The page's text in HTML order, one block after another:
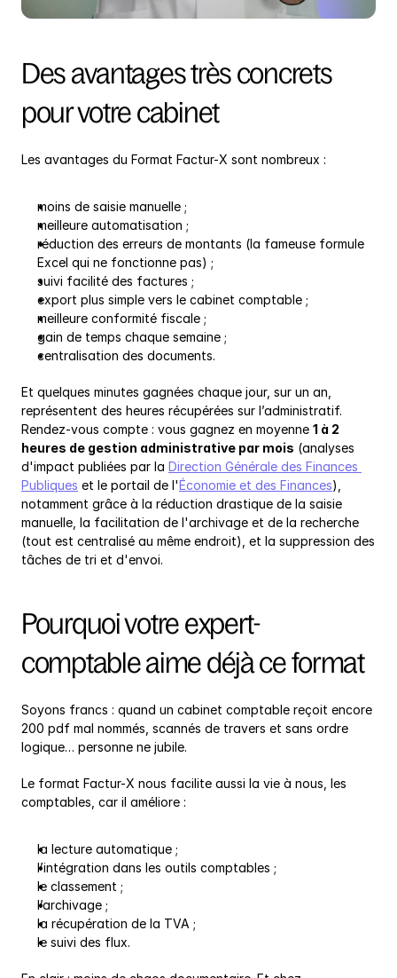
Des avantages très concrets
pour votre cabinet
Les avantages du Format Factur-X sont nombreux :
moins de saisie manuelle ;
meilleure automatisation ;
réduction des erreurs de montants (la fameuse formule
Excel qui ne fonctionne pas) ;
suivi facilité des factures ;
export plus simple vers le cabinet comptable ;
meilleure conformité fiscale ;
gain de temps chaque semaine ;
centralisation des documents.
Et quelques minutes gagnées chaque jour, sur un an,
représentent des heures récupérées sur l’administratif.
Rendez-vous compte : vous gagnez en moyenne 1 à 2
heures de gestion administrative par mois (analyses
d'impact publiées par la Direction Générale des Finances
Publiques et le portail de l'Économie et des Finances),
notamment grâce à la réduction drastique de la saisie
manuelle, la facilitation de l'archivage et de la recherche
(tout est centralisé au même endroit), et la suppression des
tâches de tri et d'envoi.
Pourquoi votre expert-
comptable aime déjà ce format
Soyons francs : quand un cabinet comptable reçoit encore
200 pdf mal nommés, scannés de travers et sans ordre
logique… personne ne jubile.
Le format Factur-X nous facilite aussi la vie à nous, les
comptables, car il améliore :
la lecture automatique ;
l’intégration dans les outils comptables ;
le classement ;
l’archivage ;
la récupération de la TVA ;
le suivi des flux.